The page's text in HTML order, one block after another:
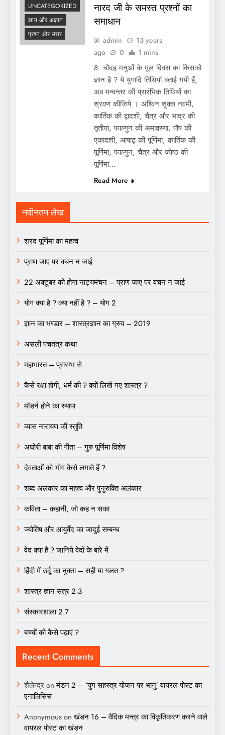
UNCATEGORIZED
ज्ञान और अज्ञान
प्रश्न और उत्तर
नारद जी के समस्त प्रश्नों का
समाधान
admin
13 years
ago
0 1 mins
8. चौदह मनुओं के मूल दिवस का किसको
ज्ञान है ? ये युगादि तिथियाँ बताई गयी हैं,
अब मन्वन्तर की प्रारंभिक तिथियों का
श्रवण कीजिये । अश्विन शुक्ल नवमी,
कार्तिक की द्वादशी, चैत्र और भाद्र की
तृतीया, फाल्गुन की अमावस्या, पौष की
एकादशी, आषाढ़ की पूर्णिमा, कार्तिक की
पूर्णिमा, फाल्गुन, चैत्र और ज्येष्ठ की
पूर्णिमा…
Read More
नवीनतम लेख
शरद पूर्णिमा का महत्व
प्राण जाए पर वचन न जाई
22 अक्टूबर को होगा नाट्यमंचन – प्राण जाए पर वचन न जाई
योग क्या है ? क्या नहीं है ? – योग 2
ज्ञान का भण्डार – शास्त्रज्ञान का ग्रुप – 2019
असली पंचतंत्र कथा
महाभारत – प्रारम्भ से
कैसे रक्षा होगी, धर्म की ? क्यों लिखे गए शास्त्र ?
मॉडर्न होने का स्यापा
व्यास नारायण की स्तुति
अघोरी बाबा की गीता – गुरु पूर्णिमा विशेष
देवताओं को भोग कैसे लगाते हैं ?
शब्द अलंकार का महत्व और पुनुरुक्ति अलंकार
कविता – कहानी, जो कह न सका
ज्योतिष और आयुर्वेद का जादुई सम्बन्ध
वेद क्या है ? जानिये वेदों के बारे में
हिंदी में उर्दू का नुक्ता – सही या गलत ?
शास्त्र ज्ञान सत्र 2.3
संस्कारशाला 2.7
बच्चों को कैसे पढ़ाएं ?
Recent Comments
शैलेन्द्रonमंडन 2 – ‘युग सहस्त्र योजन पर भानु’ वायरल पोस्ट का
एनालिसिस
Anonymousonखंडन 16 – वैदिक मन्त्र का विकृतिकरण करने वाले
वायरल पोस्ट का खंडन